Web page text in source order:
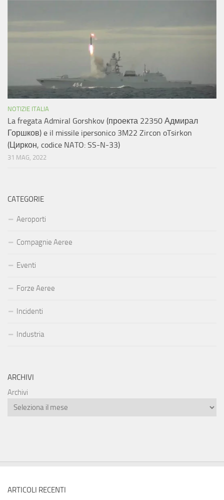
NOTIZIE ITALIA
La fregata Admiral Gorshkov (проекта 22350 Адмирал
Горшков) e il missile ipersonico 3M22 Zircon oTsirkon
(Циркон, codice NATO: SS-N-33)
31 MAG, 2022
CATEGORIE
Aeroporti
Compagnie Aeree
Eventi
Forze Aeree
Incidenti
Industria
ARCHIVI
Archivi
ARTICOLI RECENTI